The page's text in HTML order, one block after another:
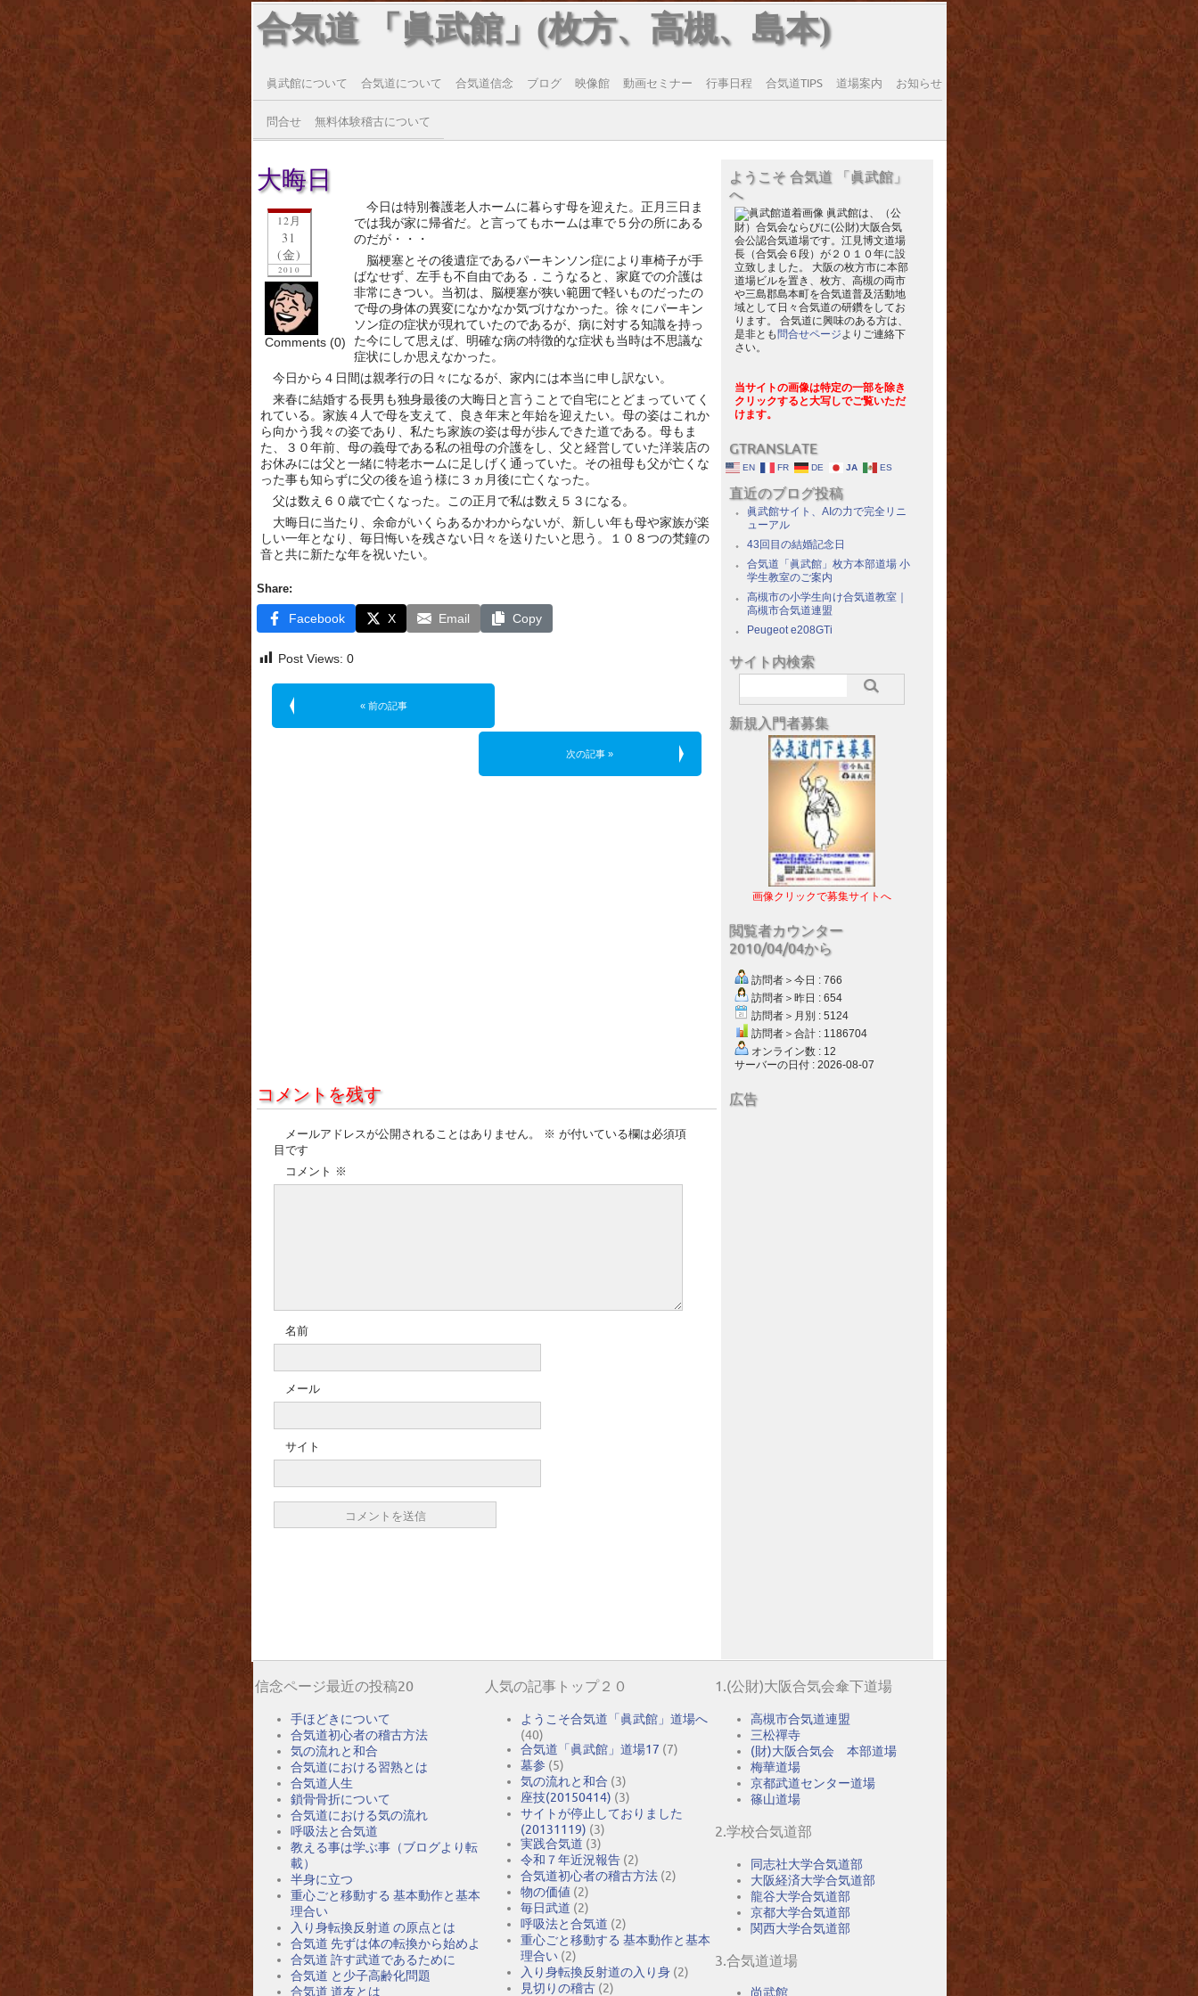
合気道 「眞武館」(枚方、高槻、島本)
眞武館について 合気道について 合気道信念 ブログ 映像館 動画セミナー 行事日程 合気道TIPS 道場案内 お知らせ
問合せ 無料体験稽古について
大晦日
12月
31
(金)
2010
Comments (0)
今日は特別養護老人ホームに暮らす母を迎えた。正月三日ま
では我が家に帰省だ。と言ってもホームは車で５分の所にある
のだが・・・
脳梗塞とその後遺症であるパーキンソン症により車椅子が手
ばなせず、左手も不自由である．こうなると、家庭での介護は
非常にきつい。当初は、脳梗塞が狭い範囲で軽いものだったの
で母の身体の異変になかなか気づけなかった。徐々にパーキン
ソン症の症状が現れていたのであるが、病に対する知識を持っ
た今にして思えば、明確な病の特徴的な症状も当時は不思議な
症状にしか思えなかった。
今日から４日間は親孝行の日々になるが、家内には本当に申し訳ない。
来春に結婚する長男も独身最後の大晦日と言うことで自宅にとどまっていてく
れている。家族４人で母を支えて、良き年末と年始を迎えたい。母の姿はこれか
ら向かう我々の姿であり、私たち家族の姿は母が歩んできた道である。母もま
た、３０年前、母の義母である私の祖母の介護をし、父と経営していた洋装店の
お休みには父と一緒に特老ホームに足しげく通っていた。その祖母も父が亡くな
った事も知らずに父の後を追う様に３ヵ月後に亡くなった。
父は数え６０歳で亡くなった。この正月で私は数え５３になる。
大晦日に当たり、余命がいくらあるかわからないが、新しい年も母や家族が楽
しい一年となり、毎日悔いを残さない日々を送りたいと思う。１０８つの梵鐘の
音と共に新たな年を祝いたい。
Share:
Facebook X Email Copy
Post Views: 0
« 前の記事
次の記事 »
コメントを残す
メールアドレスが公開されることはありません。 ※ が付いている欄は必須項
目です
コメント ※
名前
メール
サイト
ようこそ 合気道 「眞武館」
へ
眞武館は、（公
財）合気会ならびに(公財)大阪合気
会公認合気道場です。江見博文道場
長（合気会６段）が２０１０年に設
立致しました。 大阪の枚方市に本部
道場ビルを置き、枚方、高槻の両市
や三島郡島本町を合気道普及活動地
域として日々合気道の研鑽をしてお
ります。 合気道に興味のある方は、
是非とも 問合せページよりご連絡下
さい。
当サイトの画像は特定の一部を除き
クリックすると大写しでご覧いただ
けます。
GTRANSLATE
EN FR DE JA ES
直近のブログ投稿
眞武館サイト、AIの力で完全リニ
ューアル
43回目の結婚記念日
合気道「眞武館」枚方本部道場 小
学生教室のご案内
高槻市の小学生向け合気道教室｜
高槻市合気道連盟
Peugeot e208GTi
サイト内検索
新規入門者募集
画像クリックで募集サイトへ
閲覧者カウンター
2010/04/04から
訪問者＞今日 : 766
訪問者＞昨日 : 654
訪問者＞月別 : 5124
訪問者＞合計 : 1186704
オンライン数 : 12
サーバーの日付 : 2026-08-07
広告
信念ページ最近の投稿20
手ほどきについて
合気道初心者の稽古方法
気の流れと和合
合気道における習熟とは
合気道人生
鎖骨骨折について
合気道における気の流れ
呼吸法と合気道
教える事は学ぶ事（ブログより転
載）
半身に立つ
重心ごと移動する 基本動作と基本
理合い
入り身転換反射道 の原点とは
合気道 先ずは体の転換から始めよ
合気道 許す武道であるために
合気道 と少子高齢化問題
合気道 道友とは
人気の記事トップ２０
ようこそ合気道「眞武館」道場へ
(40)
合気道「眞武館」道場17 (7)
墓参 (5)
気の流れと和合 (3)
座技(20150414) (3)
サイトが停止しておりました
(20131119) (3)
実践合気道 (3)
令和７年近況報告 (2)
合気道初心者の稽古方法 (2)
物の価値 (2)
毎日武道 (2)
呼吸法と合気道 (2)
重心ごと移動する 基本動作と基本
理合い (2)
入り身転換反射道の入り身 (2)
見切りの稽古 (2)
1.(公財)大阪合気会傘下道場
高槻市合気道連盟
三松禪寺
(財)大阪合気会 本部道場
梅華道場
京都武道センター道場
篠山道場
2.学校合気道部
同志社大学合気道部
大阪経済大学合気道部
龍谷大学合気道部
京都大学合気道部
関西大学合気道部
3.合気道道場
尚武館